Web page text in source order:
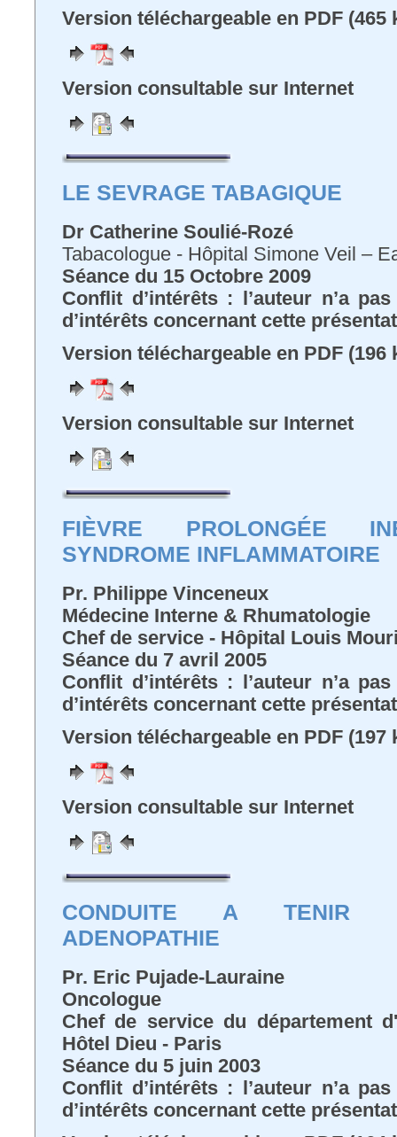
Version téléchargeable en PDF (465
Version consultable sur Internet
LE SEVRAGE TABAGIQUE
Dr Catherine Soulié-Rozé
Tabacologue - Hôpital Simone Veil –
Séance du 15 Octobre 2009
Conflit d’intérêts : l’auteur n’a
d’intérêts concernant cette
Version téléchargeable en PDF (196
Version consultable sur Internet
FIÈVRE PROLONGÉE
SYNDROME INFLAMMATOIRE
Pr. Philippe Vinceneux
Médecine Interne & Rhumatologie
Chef de service - Hôpital Louis
Séance du 7 avril 2005
Conflit d’intérêts : l’auteur n’a
d’intérêts concernant cette
Version téléchargeable en PDF (197
Version consultable sur Internet
CONDUITE A TENIR
ADENOPATHIE
Pr. Eric Pujade-Lauraine
Oncologue
Chef de service du département
Hôtel Dieu - Paris
Séance du 5 juin 2003
Conflit d’intérêts : l’auteur n’a
d’intérêts concernant cette